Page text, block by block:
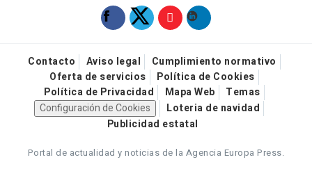
Contacto Aviso legal
Cumplimiento normativo
Oferta de servicios
Política de Cookies
Política de Privacidad
Mapa Web
Temas
Configuración de Cookies
Loteria de navidad
Publicidad estatal
Portal de actualidad y noticias de la Agencia Europa Press.